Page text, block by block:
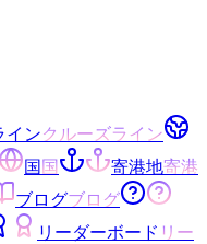
インクルーズライン
国 国 寄港地寄港
ブログブログ
リーダーボード リー